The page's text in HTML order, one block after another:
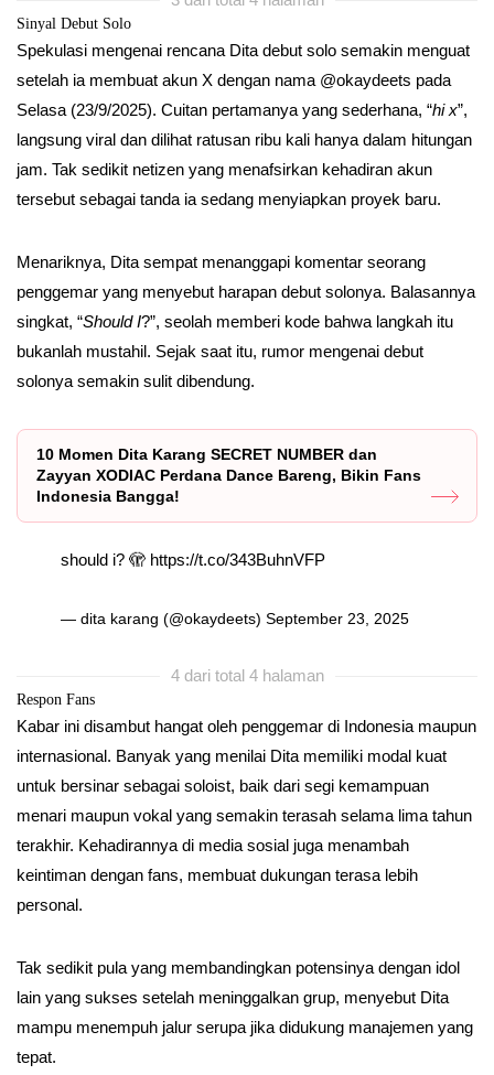
Sinyal Debut Solo
Spekulasi mengenai rencana Dita debut solo semakin menguat
setelah ia membuat akun X dengan nama @okaydeets pada
Selasa (23/9/2025). Cuitan pertamanya yang sederhana, “hi x”,
langsung viral dan dilihat ratusan ribu kali hanya dalam hitungan
jam. Tak sedikit netizen yang menafsirkan kehadiran akun
tersebut sebagai tanda ia sedang menyiapkan proyek baru.
Menariknya, Dita sempat menanggapi komentar seorang
penggemar yang menyebut harapan debut solonya. Balasannya
singkat, “Should I?”, seolah memberi kode bahwa langkah itu
bukanlah mustahil. Sejak saat itu, rumor mengenai debut
solonya semakin sulit dibendung.
10 Momen Dita Karang SECRET NUMBER dan
Zayyan XODIAC Perdana Dance Bareng, Bikin Fans
Indonesia Bangga!
should i? 🫣 https://t.co/343BuhnVFP
— dita karang (@okaydeets) September 23, 2025
4 dari total 4 halaman
Respon Fans
Kabar ini disambut hangat oleh penggemar di Indonesia maupun
internasional. Banyak yang menilai Dita memiliki modal kuat
untuk bersinar sebagai soloist, baik dari segi kemampuan
menari maupun vokal yang semakin terasah selama lima tahun
terakhir. Kehadirannya di media sosial juga menambah
keintiman dengan fans, membuat dukungan terasa lebih
personal.
Tak sedikit pula yang membandingkan potensinya dengan idol
lain yang sukses setelah meninggalkan grup, menyebut Dita
mampu menempuh jalur serupa jika didukung manajemen yang
tepat.